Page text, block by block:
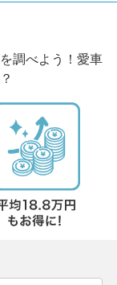
調べよう！愛車